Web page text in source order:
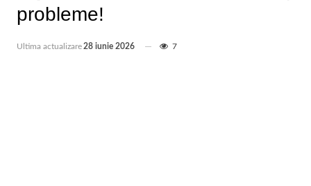
probleme!
Ultima actualizare28 iunie 2026 7